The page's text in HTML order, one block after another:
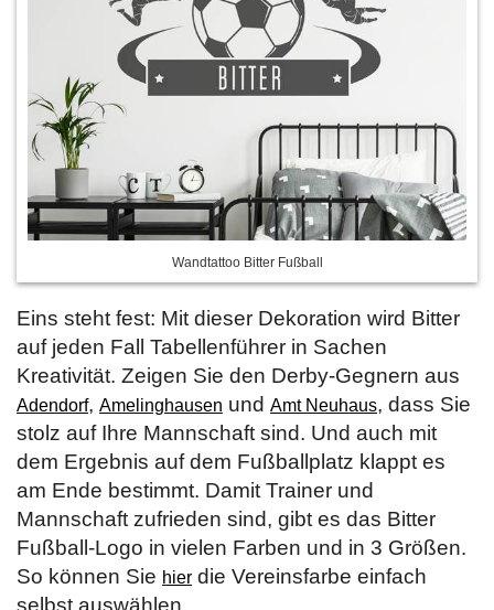
Wandtattoo Bitter Fußball
Eins steht fest: Mit dieser Dekoration wird Bitter
auf jeden Fall Tabellenführer in Sachen
Kreativität. Zeigen Sie den Derby-Gegnern aus
Adendorf, Amelinghausen und Amt Neuhaus, dass Sie
stolz auf Ihre Mannschaft sind. Und auch mit
dem Ergebnis auf dem Fußballplatz klappt es
am Ende bestimmt. Damit Trainer und
Mannschaft zufrieden sind, gibt es das Bitter
Fußball-Logo in vielen Farben und in 3 Größen.
So können Sie hier die Vereinsfarbe einfach
selbst auswählen.